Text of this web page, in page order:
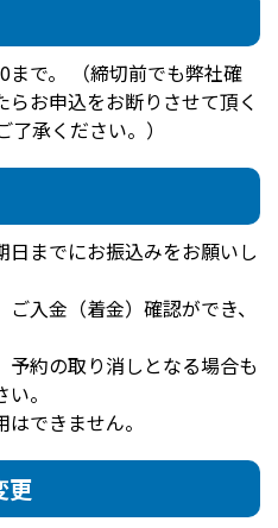
で。 （締切前でも弊社確
お申込をお断りさせて頂く
承ください。）
日までにお振込みをお願いし
入金（着金）確認ができ、
予約の取り消しとなる場合も
。
できません。
更